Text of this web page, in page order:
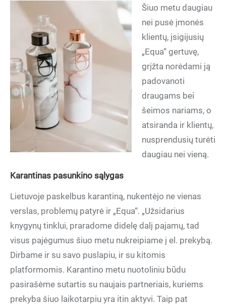
Šiuo metu daugiau
nei pusė įmonės
klientų, įsigijusių
„Equa“ gertuvę,
grįžta norėdami ją
padovanoti
draugams bei
šeimos nariams, o
atsiranda ir klientų,
nusprendusių turėti
daugiau nei vieną.
Karantinas pasunkino sąlygas
Lietuvoje paskelbus karantiną, nukentėjo ne vienas
verslas, problemų patyrė ir „Equa“. „Užsidarius
knygynų tinklui, praradome didelę dalį pajamų, tad
visus pajėgumus šiuo metu nukreipiame į el. prekybą.
Dirbame ir su savo puslapiu, ir su kitomis
platformomis. Karantino metu nuotoliniu būdu
pasirašėme sutartis su naujais partneriais, kuriems
prekyba šiuo laikotarpiu yra itin aktyvi. Taip pat